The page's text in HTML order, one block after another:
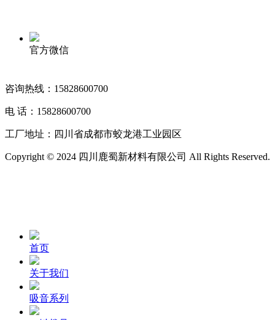
官方微信
咨询热线：15828600700
电 话：15828600700
工厂地址：四川省成都市蛟龙港工业园区
Copyright © 2024 四川鹿蜀新材料有限公司 All Rights Reserved.
首页
关于我们
吸音系列